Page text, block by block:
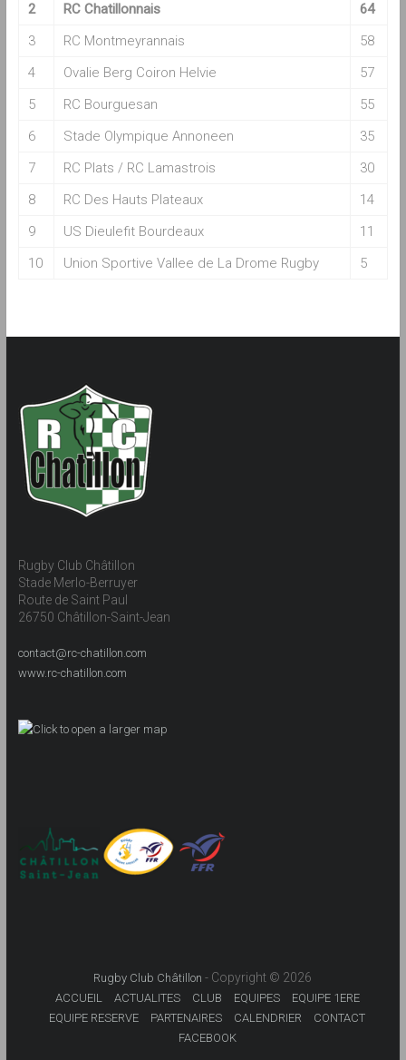
2
RC Chatillonnais
64
3
RC Montmeyrannais
58
4
Ovalie Berg Coiron Helvie
57
5
RC Bourguesan
55
6
Stade Olympique Annoneen
35
7
RC Plats / RC Lamastrois
30
8
RC Des Hauts Plateaux
14
9
US Dieulefit Bourdeaux
11
10
Union Sportive Vallee de La Drome Rugby 5
Rugby Club Châtillon
Stade Merlo-Berruyer
Route de Saint Paul
26750 Châtillon-Saint-Jean
contact@rc-chatillon.com
www.rc-chatillon.com
Rugby Club Châtillon - Copyright © 2026
ACCUEIL ACTUALITES CLUB EQUIPES
EQUIPE 1ERE
EQUIPE RESERVE
PARTENAIRES CALENDRIER
CONTACT
FACEBOOK